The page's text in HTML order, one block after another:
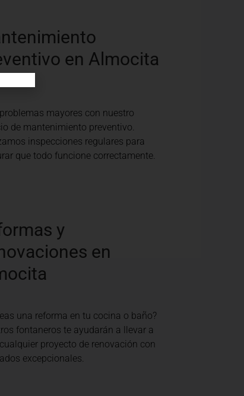
en Almocita
mayores con nuestro
de mantenimiento preventivo.
inspecciones regulares para
que todo funcione correctamente.
y
en
una reforma en tu cocina o baño?
fontaneros te ayudarán a llevar a
proyecto de renovación con
excepcionales.